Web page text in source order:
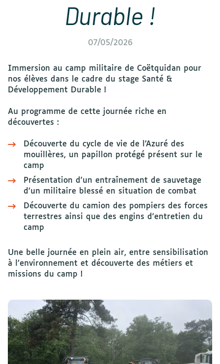
Durable !
07/05/2026
Immersion au camp militaire de Coëtquidan pour
nos élèves dans le cadre du stage Santé &
Développement Durable !
Au programme de cette journée riche en
découvertes :
Découverte du cycle de vie de l’Azuré des
mouillères, un papillon protégé présent sur le
camp
Présentation d’un entraînement de sauvetage
d’un militaire blessé en situation de combat
Découverte du camion des pompiers des forces
terrestres ainsi que des engins d’entretien du
camp
Une belle journée en plein air, entre sensibilisation
à l’environnement et découverte des métiers et
missions du camp !